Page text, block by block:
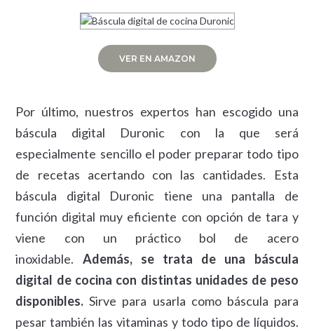
VER EN AMAZON
Por último, nuestros expertos han escogido una
báscula digital Duronic con la que será
especialmente sencillo el poder preparar todo tipo
de recetas acertando con las cantidades. Esta
báscula digital Duronic tiene una pantalla de
función digital muy eficiente con opción de tara y
viene con un práctico bol de acero
inoxidable. Además, se trata de una báscula
digital de cocina con distintas unidades de peso
disponibles. Sirve para usarla como báscula para
pesar también las vitaminas y todo tipo de líquidos.